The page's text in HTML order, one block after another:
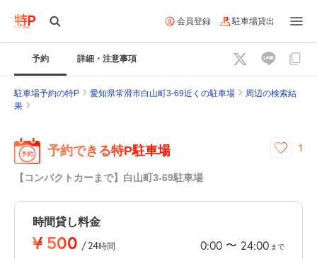
会員登録 駐車場貸出
予約 詳細・注意事項
駐車場予約の特P 愛知県常滑市白山町3-69近くの駐車場
周辺の検索結
果
予約できる特P駐車場
【コンパクトカーまで】白山町3-69駐車場
1
時間貸し料金
¥ 500 /24時間 0:00 〜 24:00 まで